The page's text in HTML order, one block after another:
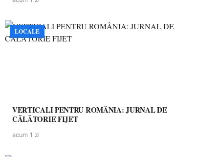
LOCALE
VERTICALI PENTRU ROMÂNIA: JURNAL DE
CĂLĂTORIE FIJET
acum 1 zi